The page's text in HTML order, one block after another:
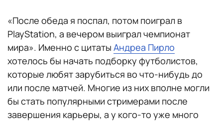
«После обеда я поспал, потом поиграл в
PlayStation, а вечером выиграл чемпионат
мира». Именно с цитаты Андреа Пирло
хотелось бы начать подборку футболистов,
которые любят зарубиться во что-нибудь до
или после матчей. Многие из них вполне могли
бы стать популярными стримерами после
завершения карьеры, а у кого-то уже много